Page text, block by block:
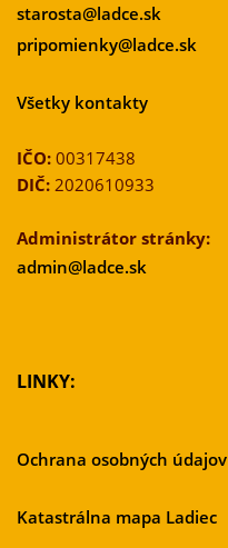
starosta@ladce.sk
pripomienky@ladce.sk
Všetky kontakty
IČO: 00317438
DIČ: 2020610933
Administrátor stránky:
admin@ladce.sk
LINKY:
Ochrana osobných údajov
Katastrálna mapa Ladiec